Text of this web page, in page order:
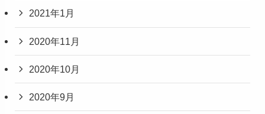
2021年1月
2020年11月
2020年10月
2020年9月